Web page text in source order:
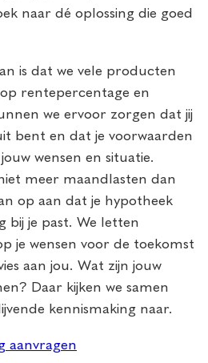
naar dé oplossing die goed
is dat we vele producten
rentepercentage en
we ervoor zorgen dat jij
bent en dat je voorwaarden
wensen en situatie.
meer maandlasten dan
op aan dat je hypotheek
bij je past. We letten
je wensen voor de toekomst
aan jou. Wat zijn jouw
Daar kijken we samen
kennismaking naar.
aanvragen